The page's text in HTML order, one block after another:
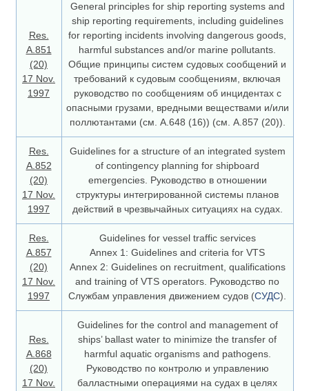
Res.
A.851
(20)
17 Nov.
1997
General principles for ship reporting systems and
ship reporting requirements, including guidelines
for reporting incidents involving dangerous goods,
harmful substances and/or marine pollutants.
Общие принципы систем судовых сообщений и
требований к судовым сообщениям, включая
руководство по сообщениям об инцидентах с
опасными грузами, вредными веществами и/или
поллютантами (см. А.648 (16)) (см. А.857 (20)).
Res.
A.852
(20)
17 Nov.
1997
Guidelines for a structure of an integrated system
of contingency planning for shipboard
emergencies. Руководство в отношении
структуры интегрированной системы планов
действий в чрезвычайных ситуациях на судах.
Res.
A.857
(20)
17 Nov.
1997
Guidelines for vessel traffic services
Annex 1: Guidelines and criteria for VTS
Annex 2: Guidelines on recruitment, qualifications
and training of VTS operators. Руководство по
Службам управления движением судов (СУДС).
Res.
A.868
(20)
17 Nov.
Guidelines for the control and management of
ships’ ballast water to minimize the transfer of
harmful aquatic organisms and pathogens.
Руководство по контролю и управлению
балластными операциями на судах в целях